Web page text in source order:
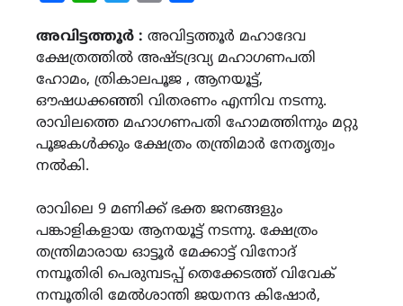
അവിട്ടത്തൂർ : അവിട്ടത്തൂർ മഹാദേവ
ക്ഷേത്രത്തിൽ അഷ്ടദ്രവ്യ മഹാഗണപതി
ഹോമം, ത്രികാലപൂജ , ആനയൂട്ട്,
ഔഷധക്കഞ്ഞി വിതരണം എന്നിവ നടന്നു.
രാവിലത്തെ മഹാഗണപതി ഹോമത്തിന്നും മറ്റു
പൂജകൾക്കും ക്ഷേത്രം തന്ത്രിമാർ നേതൃത്വം
നൽകി.
രാവിലെ 9 മണിക്ക് ഭക്ത ജനങ്ങളും
പങ്കാളികളായ ആനയൂട്ട് നടന്നു. ക്ഷേത്രം
തന്ത്രിമാരായ ഓട്ടൂർ മേക്കാട്ട് വിനോദ്
നമ്പൂതിരി പെരുമ്പടപ്പ് തെക്കേടത്ത് വിവേക്
നമ്പൂതിരി മേൽശാന്തി ജയനന്ദ കിഷോർ,